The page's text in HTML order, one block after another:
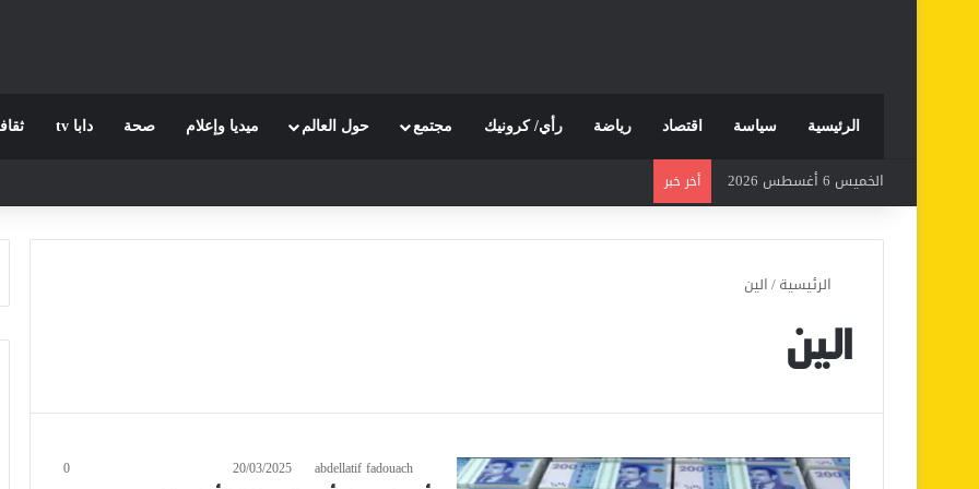
الرئيسية سياسة اقتصاد رياضة رأي/ كرونيك مجتمع حول العالم ميديا وإعلام صحة دابا tv
الخميس 6 أغسطس 2026 أخر خبر
الرئيسية/الين
الين
abdellatif fadouach
20/03/2025
0